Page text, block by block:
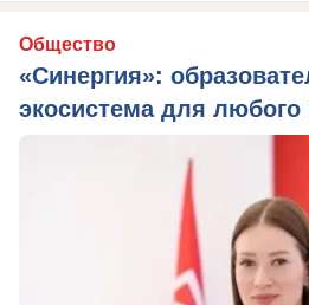
Общество
«Синергия»:
экосистема для любого